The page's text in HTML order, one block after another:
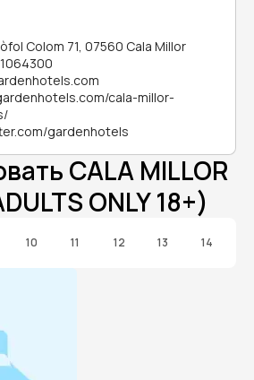
Colom 71, 07560 Cala Millor
cala-millor-
gardenhotels
CALA MILLOR
ONLY 18+)
10 11 12 13 14